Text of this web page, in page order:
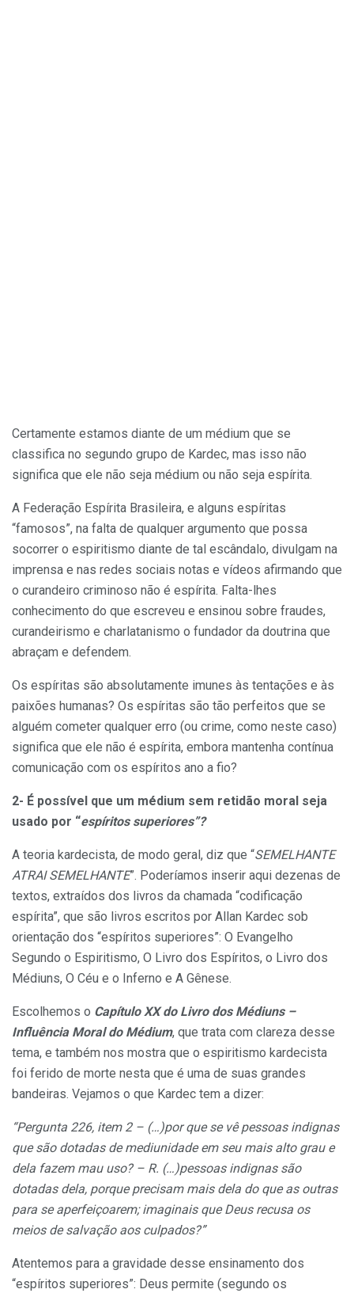
Certamente estamos diante de um médium que se
classifica no segundo grupo de Kardec, mas isso não
significa que ele não seja médium ou não seja espírita.
A Federação Espírita Brasileira, e alguns espíritas
“famosos”, na falta de qualquer argumento que possa
socorrer o espiritismo diante de tal escândalo, divulgam na
imprensa e nas redes sociais notas e vídeos afirmando que
o curandeiro criminoso não é espírita. Falta-lhes
conhecimento do que escreveu e ensinou sobre fraudes,
curandeirismo e charlatanismo o fundador da doutrina que
abraçam e defendem.
Os espíritas são absolutamente imunes às tentações e às
paixões humanas? Os espíritas são tão perfeitos que se
alguém cometer qualquer erro (ou crime, como neste caso)
significa que ele não é espírita, embora mantenha contínua
comunicação com os espíritos ano a fio?
2- É possível que um médium sem retidão moral seja
usado por “espíritos superiores”?
A teoria kardecista, de modo geral, diz que “SEMELHANTE
ATRAI SEMELHANTE”. Poderíamos inserir aqui dezenas de
textos, extraídos dos livros da chamada “codificação
espírita”, que são livros escritos por Allan Kardec sob
orientação dos “espíritos superiores”: O Evangelho
Segundo o Espiritismo, O Livro dos Espíritos, o Livro dos
Médiuns, O Céu e o Inferno e A Gênese.
Escolhemos o Capítulo XX do Livro dos Médiuns –
Influência Moral do Médium, que trata com clareza desse
tema, e também nos mostra que o espiritismo kardecista
foi ferido de morte nesta que é uma de suas grandes
bandeiras. Vejamos o que Kardec tem a dizer:
“Pergunta 226, item 2 – (…)por que se vê pessoas indignas
que são dotadas de mediunidade em seu mais alto grau e
dela fazem mau uso? – R. (…)pessoas indignas são
dotadas dela, porque precisam mais dela do que as outras
para se aperfeiçoarem; imaginais que Deus recusa os
meios de salvação aos culpados?”
Atentemos para a gravidade desse ensinamento dos
“espíritos superiores”: Deus permite (segundo os